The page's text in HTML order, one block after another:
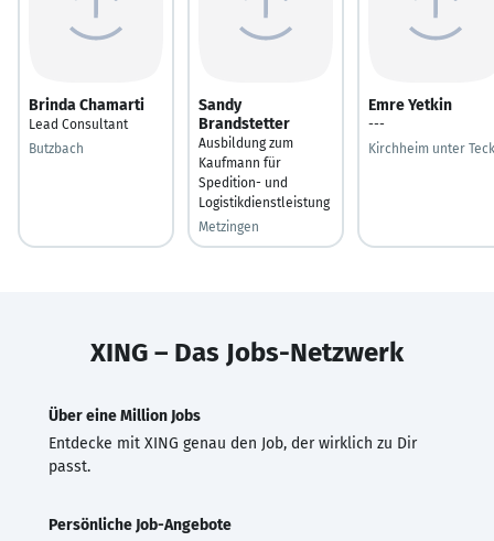
Brinda Chamarti
Lead Consultant
Butzbach
Sandy
Brandstetter
Ausbildung zum
Kaufmann für
Spedition- und
Logistikdienstleistung
Metzingen
Emre Yetkin
---
Kirchheim unter Teck
XING – Das Jobs-Netzwerk
Über eine Million Jobs
Entdecke mit XING genau den Job, der wirklich zu Dir
passt.
Persönliche Job-Angebote